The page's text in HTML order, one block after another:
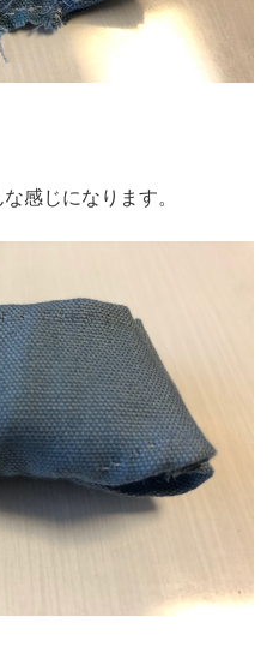
感じになります。